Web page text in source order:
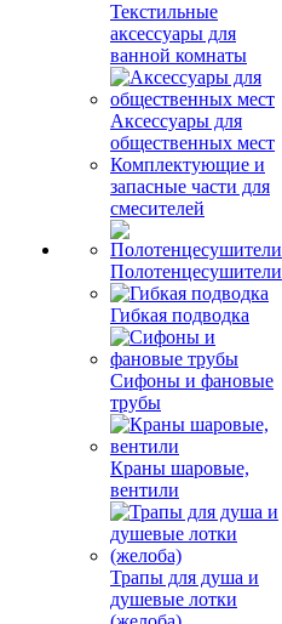
Текстильные
аксессуары для
ванной комнаты
Аксессуары для
общественных мест
Комплектующие и
запасные части для
смесителей
Полотенцесушители
Гибкая подводка
Сифоны и фановые
трубы
Краны шаровые,
вентили
Трапы для душа и
душевые лотки